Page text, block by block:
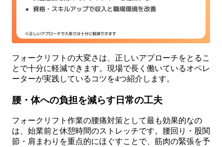
フォークリフトの大変さは、正しいアプローチをとるこ
とで十分に軽減できます。現場で長く働いているオペレ
ーターが実践しているコツを4つ紹介します。
腰・体への負担を減らす日常の工夫
フォークリフト作業の腰痛対策として最も効果的なの
は、始業前と休憩時間のストレッチです。腰回り・股関
節・肩まわりを重点的にほぐすことで、筋肉の緊張を予